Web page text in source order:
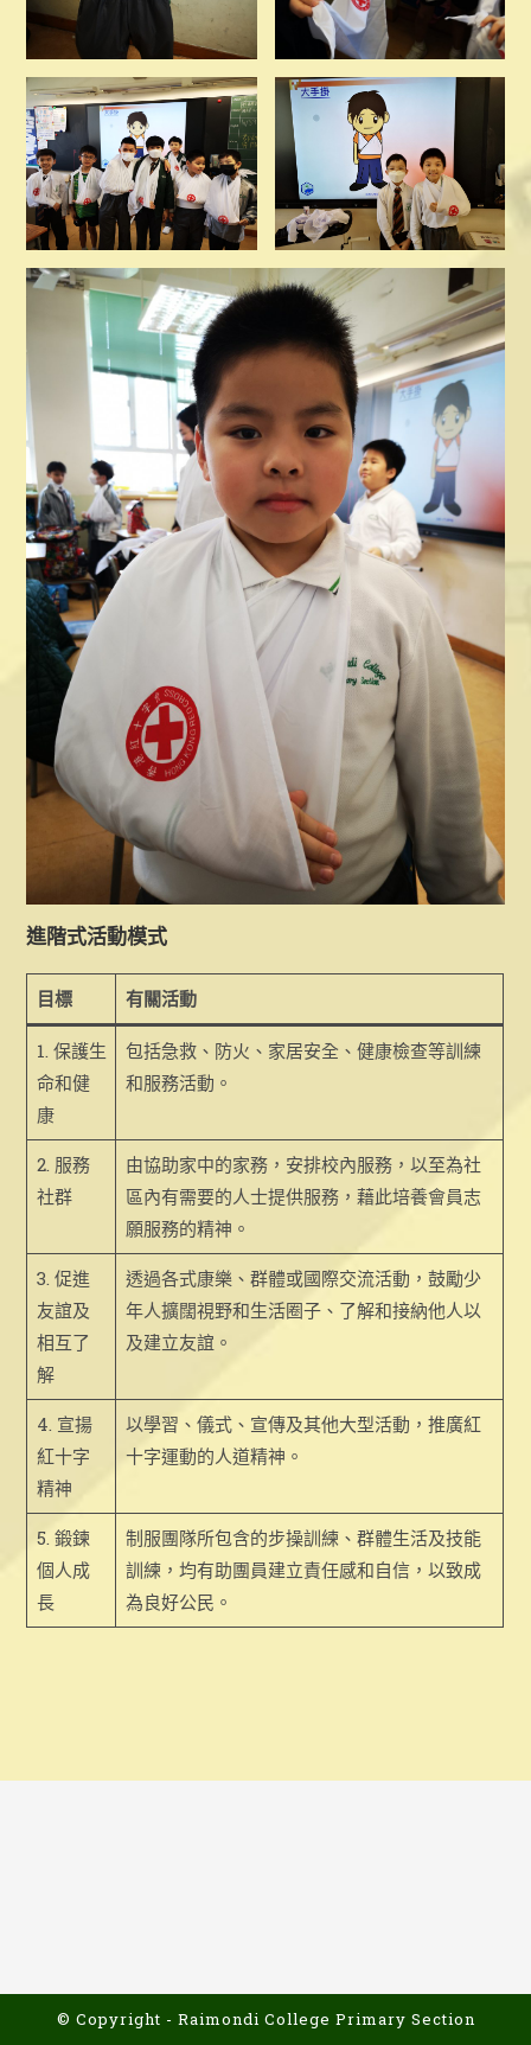
進階式活動模式
目標 有關活動
1. 保護生
命和健
康
包括急救、防火、家居安全、健康檢查等訓練
和服務活動。
2. 服務
社群
由協助家中的家務，安排校內服務，以至為社
區內有需要的人士提供服務，藉此培養會員志
願服務的精神。
3. 促進
友誼及
相互了
解
透過各式康樂、群體或國際交流活動，鼓勵少
年人擴闊視野和生活圈子、了解和接納他人以
及建立友誼。
4. 宣揚
紅十字
精神
以學習、儀式、宣傳及其他大型活動，推廣紅
十字運動的人道精神。
5. 鍛鍊
個人成
長
制服團隊所包含的步操訓練、群體生活及技能
訓練，均有助團員建立責任感和自信，以致成
為良好公民。
© Copyright - Raimondi College Primary Section